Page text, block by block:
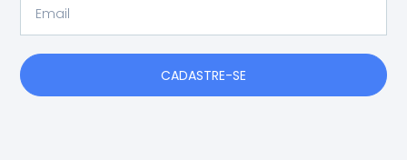
CADASTRE-SE